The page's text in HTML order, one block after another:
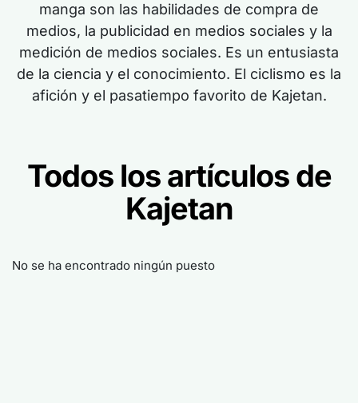
manga son las habilidades de compra de
medios, la publicidad en medios sociales y la
medición de medios sociales. Es un entusiasta
de la ciencia y el conocimiento. El ciclismo es la
afición y el pasatiempo favorito de Kajetan.
Todos los artículos de
Kajetan
No se ha encontrado ningún puesto